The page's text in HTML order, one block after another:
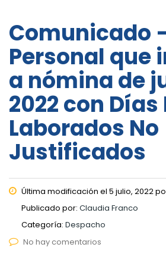
Comunicado
Personal que
a nómina de
2022 con Días
Laborados No
Justificados
Última modificación el 5 julio, 2022
Publicado por: Claudia Franco
Categoría: Despacho
No hay comentarios